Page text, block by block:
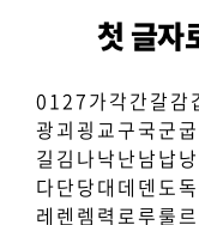
첫 글자
0 1 27가각간갈감
광괴 굉 교구국군굽
길 김 나낙난남납낭
다단당대 데 덴 도독
레 렌 렘 력 로루룰르